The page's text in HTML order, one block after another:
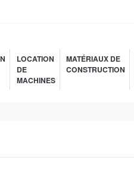
LOCATION
DE
MACHINES
MATÉRIAUX DE
CONSTRUCTION